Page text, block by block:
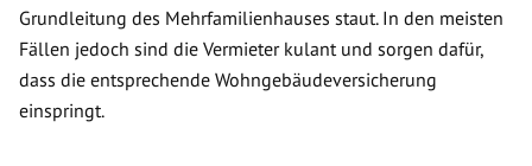
Grundleitung des Mehrfamilienhauses staut. In den meisten
Fällen jedoch sind die Vermieter kulant und sorgen dafür,
dass die entsprechende Wohngebäudeversicherung
einspringt.